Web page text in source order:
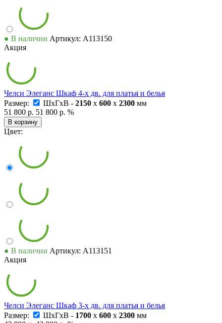
● В наличии Артикул: А113150
Акция
Челси Элеганс Шкаф 4-х дв. для платья и белья
Размер:
ШxГxВ - 2150 x 600 x 2300 мм
51 800 р. 51 800 р. %
В корзину
Цвет:
● В наличии Артикул: А113151
Акция
Челси Элеганс Шкаф 3-х дв. для платья и белья
Размер:
ШxГxВ - 1700 x 600 x 2300 мм